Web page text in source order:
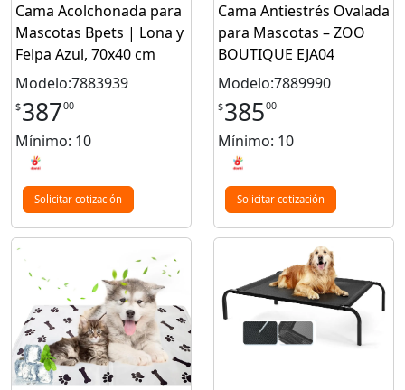
Cama Acolchonada para
Mascotas Bpets | Lona y
Felpa Azul, 70x40 cm
Modelo:7883939
$38700
Mínimo: 10
Solicitar cotización
Cama Antiestrés Ovalada
para Mascotas – ZOO
BOUTIQUE EJA04
Modelo:7889990
$38500
Mínimo: 10
Solicitar cotización